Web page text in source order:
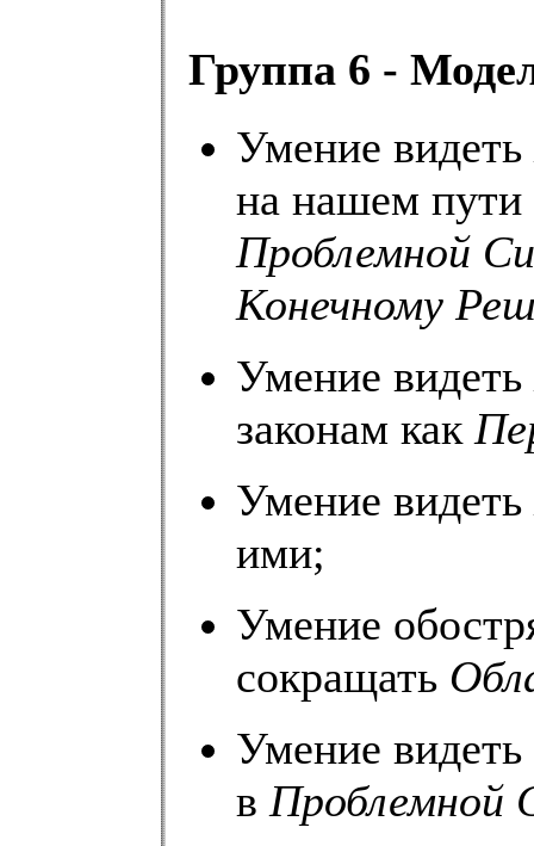
Группа 6 -
Умение видеть
на нашем
Проблемной
Конечному
Умение видеть
законам как
Умение видеть
ими;
Умение
сокращать
Умение
в Проблемной